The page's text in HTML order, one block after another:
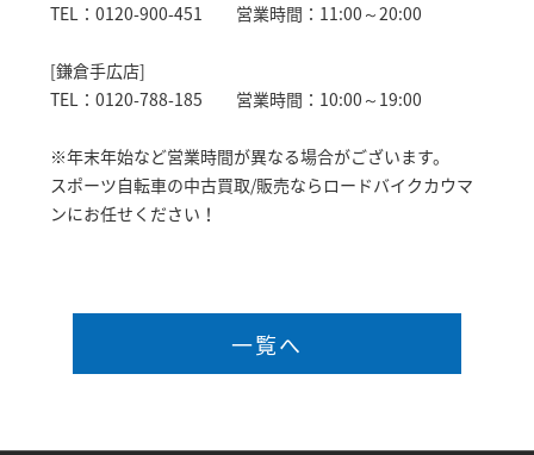
TEL：0120-900-451 営業時間：11:00～20:00
[鎌倉手広店]
TEL：0120-788-185 営業時間：10:00～19:00
※年末年始など営業時間が異なる場合がございます。
スポーツ自転車の中古買取/販売ならロードバイクカウマ
ンにお任せください！
一覧へ